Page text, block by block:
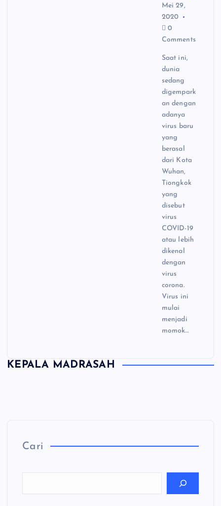
Mei 29,
2020
0
Comments
Saat ini,
dunia
sedang
digempark
an dengan
adanya
virus baru
yang
berasal
dari Kota
Wuhan,
Tiongkok
yang
disebut
virus
COVID-19
atau lebih
dikenal
dengan
virus
corona.
Virus ini
mulai
menjadi
momok…
KEPALA MADRASAH
Cari